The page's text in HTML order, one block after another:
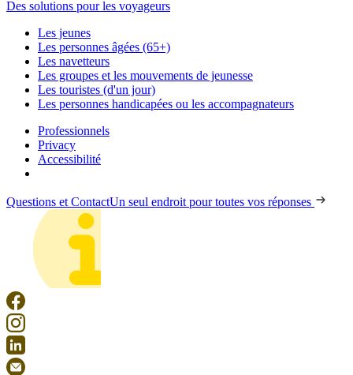
Des solutions pour les voyageurs
Les jeunes
Les personnes âgées (65+)
Les navetteurs
Les groupes et les mouvements de jeunesse
Les touristes (d'un jour)
Les personnes handicapées ou les accompagnateurs
Professionnels
Privacy
Accessibilité
Questions et ContactUn seul endroit pour toutes vos réponses